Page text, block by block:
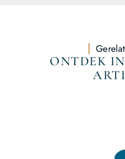
ONTDEK